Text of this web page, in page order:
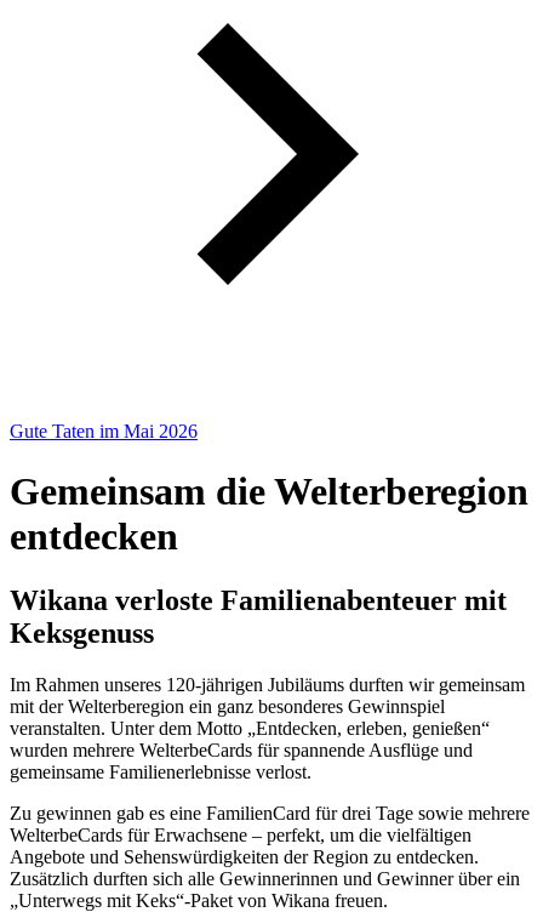
Gute Taten im Mai 2026
Gemeinsam die Welterberegion
entdecken
Wikana verloste Familienabenteuer mit
Keksgenuss
Im Rahmen unseres 120-jährigen Jubiläums durften wir gemeinsam
mit der Welterberegion ein ganz besonderes Gewinnspiel
veranstalten. Unter dem Motto „Entdecken, erleben, genießen“
wurden mehrere WelterbeCards für spannende Ausflüge und
gemeinsame Familienerlebnisse verlost.
Zu gewinnen gab es eine FamilienCard für drei Tage sowie mehrere
WelterbeCards für Erwachsene – perfekt, um die vielfältigen
Angebote und Sehenswürdigkeiten der Region zu entdecken.
Zusätzlich durften sich alle Gewinnerinnen und Gewinner über ein
„Unterwegs mit Keks“-Paket von Wikana freuen.